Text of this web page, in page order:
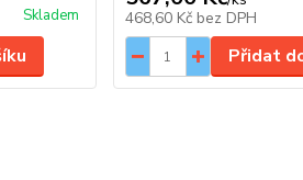
Skladem
468,60 Kč bez DPH
Přidat